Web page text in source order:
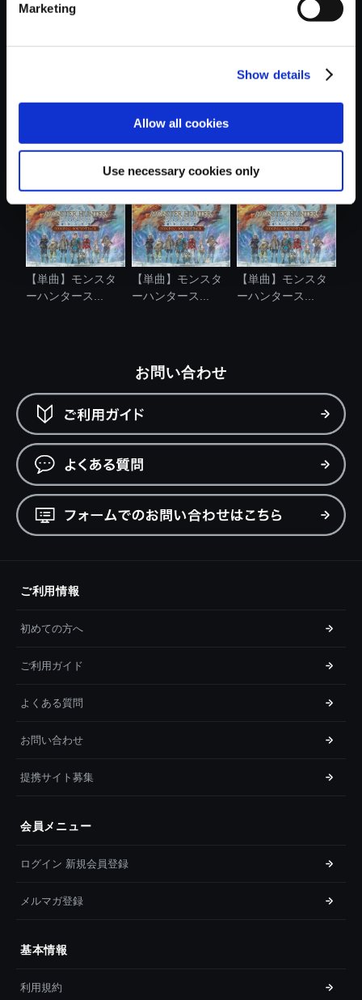
Marketing
Show details
Allow all cookies
Use necessary cookies only
【単曲】モンスタ
【単曲】モンスタ
ーハンタース...
【単曲】モンスタ
ーハンタース...
【単曲】モンスタ
ーハンタース...
お問い合わせ
ご利用情報
初めての方へ
ご利用ガイド
よくある質問
お問い合わせ
提携サイト募集
会員メニュー
ログイン 新規会員登録
メルマガ登録
基本情報
利用規約